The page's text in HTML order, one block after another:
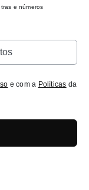
e números
e com a Políticas da